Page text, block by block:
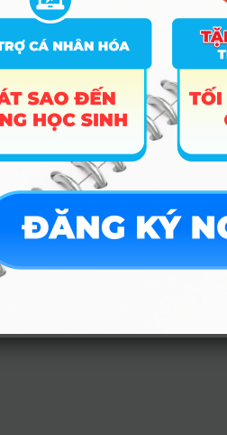
Trắc nghiệm MBTI
Tư vấn hướng nghiệp
Tin tức
Tin giáo dục nổi bật
Tin tuyển sinh vào 10
Về chúng tôi
Liên hệ
Chính sách bảo mật